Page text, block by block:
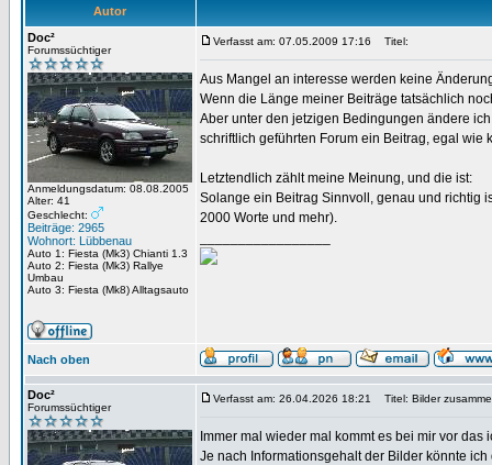
Autor
Doc²
Forumssüchtiger
Anmeldungsdatum: 08.08.2005
Alter: 41
Geschlecht:
Beiträge: 2965
Wohnort: Lübbenau
Auto 1: Fiesta (Mk3) Chianti 1.3
Auto 2: Fiesta (Mk3) Rallye
Umbau
Auto 3: Fiesta (Mk8) Alltagsauto
Verfasst am: 07.05.2009 17:16 Titel:
Aus Mangel an interesse werden keine
Wenn die Länge meiner Beiträge tatsächlich
Aber unter den jetzigen Bedingungen ändere
schriftlich geführten Forum ein Beitrag, egal wie
Letztendlich zählt meine Meinung, und die ist:
Solange ein Beitrag Sinnvoll, genau und richtig
2000 Worte und mehr).
Nach oben
Doc²
Forumssüchtiger
Verfasst am: 26.04.2026 18:21 Titel: Bilder
Immer mal wieder mal kommt es bei mir vor
Je nach Informationsgehalt der Bilder könnte